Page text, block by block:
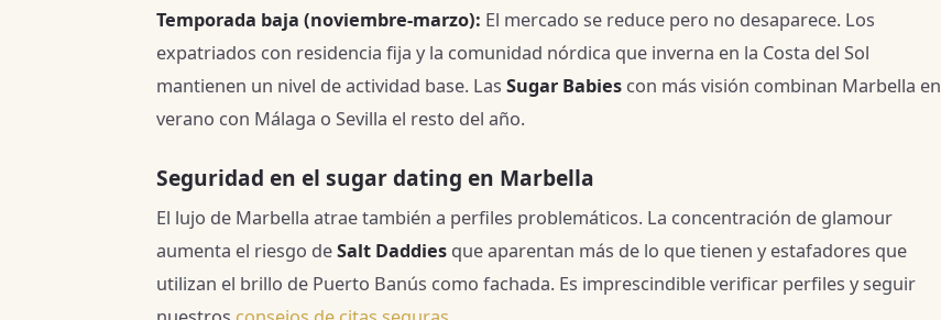
Temporada baja (noviembre-marzo): El mercado se reduce pero no desaparece. Los
expatriados con residencia fija y la comunidad nórdica que inverna en la Costa del Sol
mantienen un nivel de actividad base. Las Sugar Babies con más visión combinan Marbella en
verano con Málaga o Sevilla el resto del año.
Seguridad en el sugar dating en Marbella
El lujo de Marbella atrae también a perfiles problemáticos. La concentración de glamour
aumenta el riesgo deSalt Daddies que aparentan más de lo que tienen y estafadores que
utilizan el brillo de Puerto Banús como fachada. Es imprescindible verificar perfiles y seguir